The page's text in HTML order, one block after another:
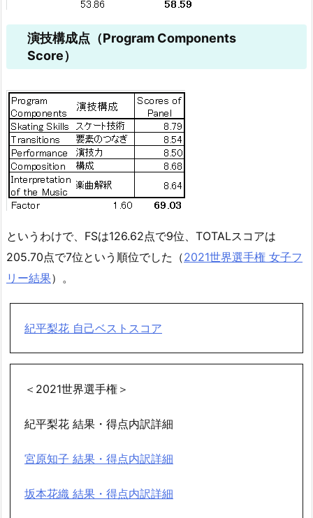
演技構成点（Program Components
Score）
というわけで、FSは126.62点で9位、TOTALスコアは
205.70点で7位という順位でした（2021世界選手権 女子フ
リー結果）。
紀平梨花 自己ベストスコア
＜2021世界選手権＞
紀平梨花 結果・得点内訳詳細
宮原知子 結果・得点内訳詳細
坂本花織 結果・得点内訳詳細